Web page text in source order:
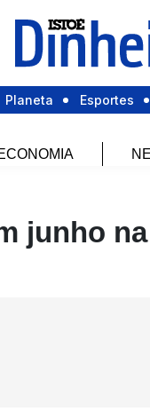
Planeta Esportes
junho